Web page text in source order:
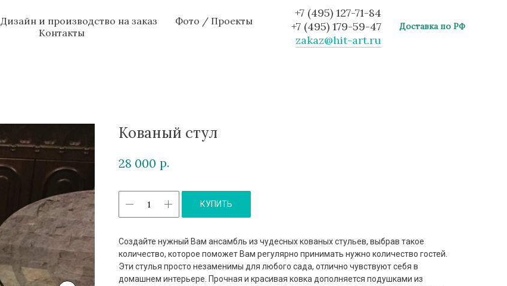
Дизайн и производство на заказ
Фото / Проекты
Контакты
+7 (495) 127-71-84
+7 (495) 179-59-47
zakaz@hit-art.ru
Доставка по РФ
Кованый стул
28 000 р.
КУПИТЬ
Создайте нужный Вам ансамбль из чудесных кованых стульев, выбрав такое
количество, которое поможет Вам регулярно принимать нужно количество гостей.
Эти стулья просто незаменимы для любого сада, отлично чувствуют себя в
домашнем интерьере. Прочная и красивая ковка дополняется подушками из